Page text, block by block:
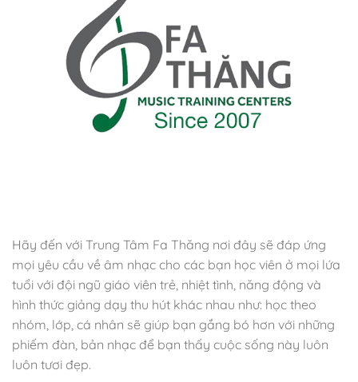
Hãy đến với Trung Tâm Fa Thăng nơi đây sẽ đáp ứng
mọi yêu cầu về âm nhạc cho các bạn học viên ở mọi lứa
tuổi với đội ngũ giáo viên trẻ, nhiệt tình, năng động và
hình thức giảng dạy thu hút khác nhau như: học theo
nhóm, lớp, cá nhân sẽ giúp bạn gắng bó hơn với những
phiếm đàn, bản nhạc để bạn thấy cuộc sống này luôn
luôn tươi đẹp.